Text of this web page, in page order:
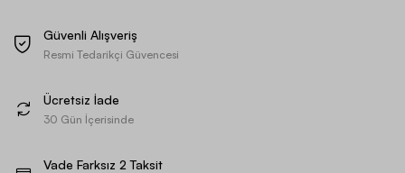
Güvenli Alışveriş
Resmi Tedarikçi Güvencesi
Ücretsiz İade
30 Gün İçerisinde
Vade Farksız 2 Taksit